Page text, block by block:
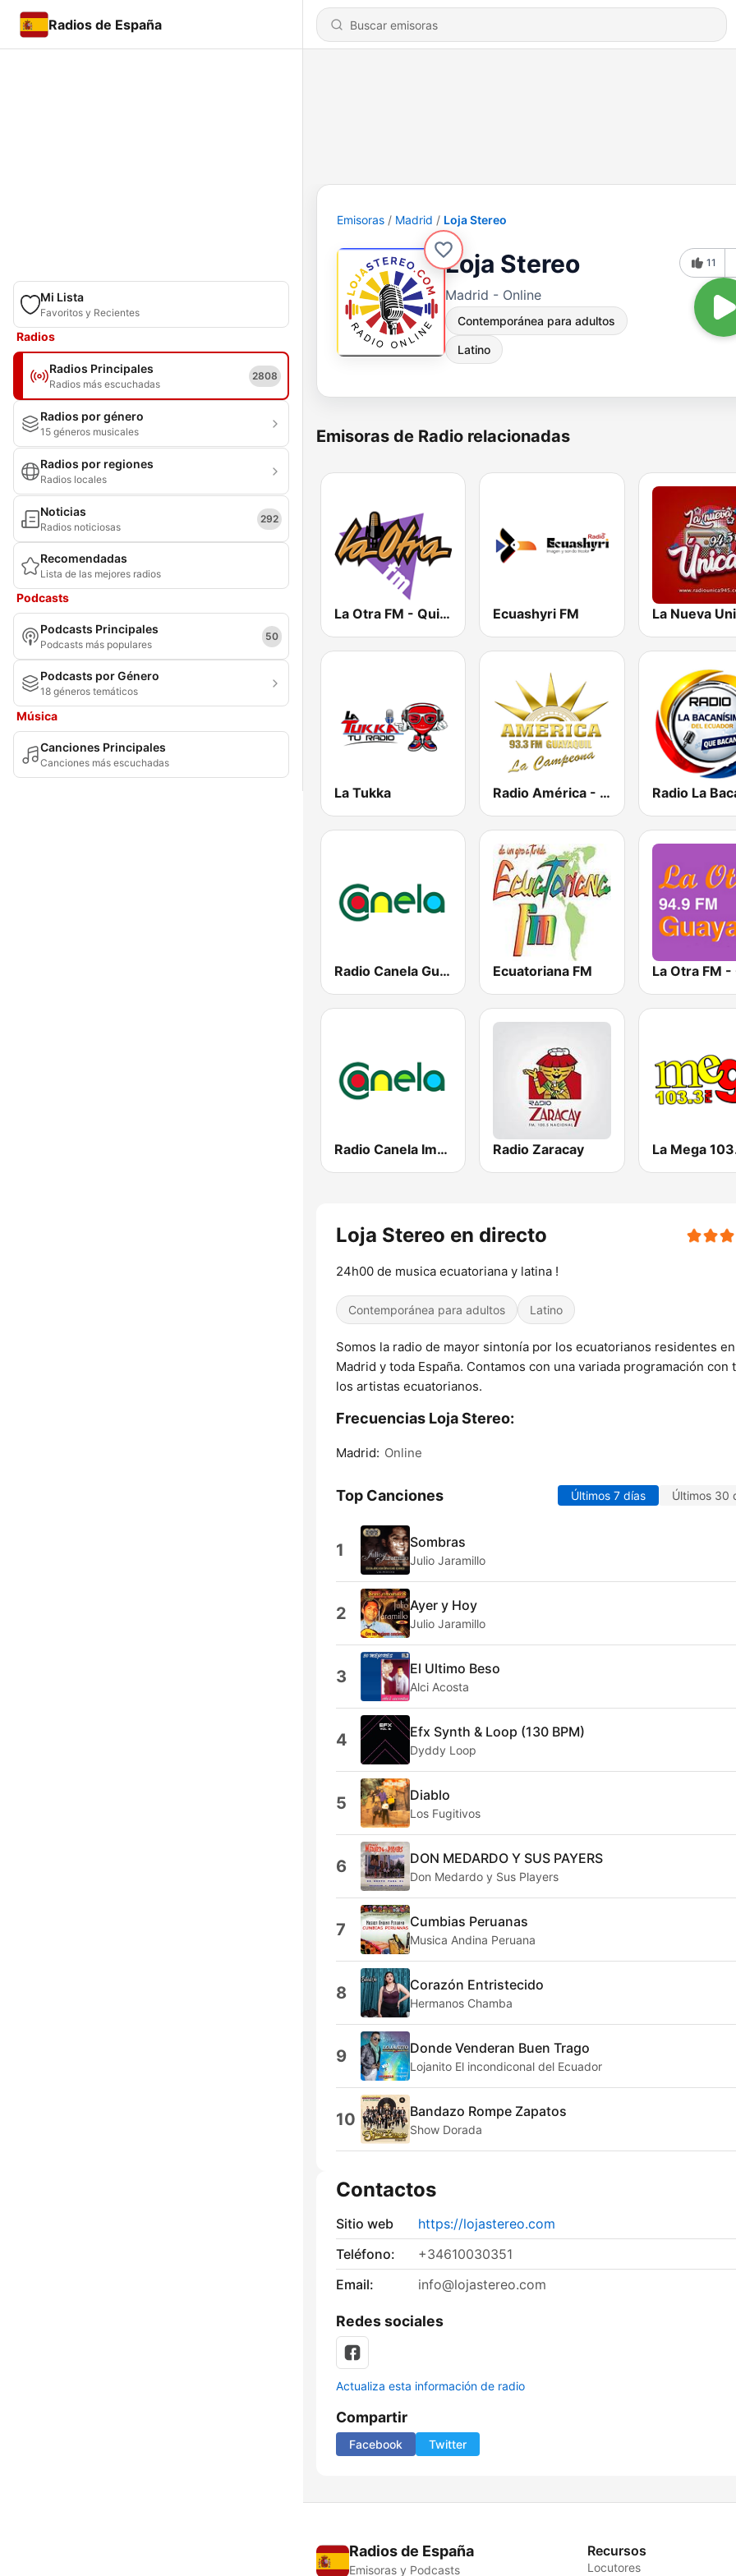
Radios de España
Mi Lista
Favoritos y Recientes
Radios
Radios Principales
Radios más escuchadas
2808
Radios por género
15 géneros musicales
Radios por regiones
Radios locales
Noticias
Radios noticiosas
292
Recomendadas
Lista de las mejores radios
Podcasts
Podcasts Principales
Podcasts más populares
50
Podcasts por Género
18 géneros temáticos
Música
Canciones Principales
Canciones más escuchadas
Emisoras Madrid Loja Stereo
Loja Stereo
Madrid - Online
Contemporánea para adultos
Latino
11
Emisoras de Radio relacionadas
La Otra FM - Quito Ecuashyri FM
La Tukka Radio América - Guayaquil
Radio Canela Guayas Ecuatoriana FM
Radio Canela Imbabura Radio Zaracay
Loja Stereo en directo
24h00 de musica ecuatoriana y latina !
Contemporánea para adultos Latino
Somos la radio de mayor sintonía por los ecuatorianos residentes en
Madrid y toda España. Contamos con una variada programación con
los artistas ecuatorianos.
Frecuencias Loja Stereo:
Madrid: Online
Top Canciones Últimos 7 días Últimos 30
1 Sombras
Julio Jaramillo
2 Ayer y Hoy
Julio Jaramillo
3 El Ultimo Beso
Alci Acosta
4 Efx Synth & Loop (130 BPM)
Dyddy Loop
5 Diablo
Los Fugitivos
6 DON MEDARDO Y SUS PAYERS
Don Medardo y Sus Players
7 Cumbias Peruanas
Musica Andina Peruana
8 Corazón Entristecido
Hermanos Chamba
9 Donde Venderan Buen Trago
Lojanito El incondiconal del Ecuador
10 Bandazo Rompe Zapatos
Show Dorada
Contactos
Sitio web
https://lojastereo.com
Teléfono:
+34610030351
Email:
info@lojastereo.com
Redes sociales
Actualiza esta información de radio
Compartir
Facebook Twitter
Radios de España
Emisoras y Podcasts
Recursos
Locutores